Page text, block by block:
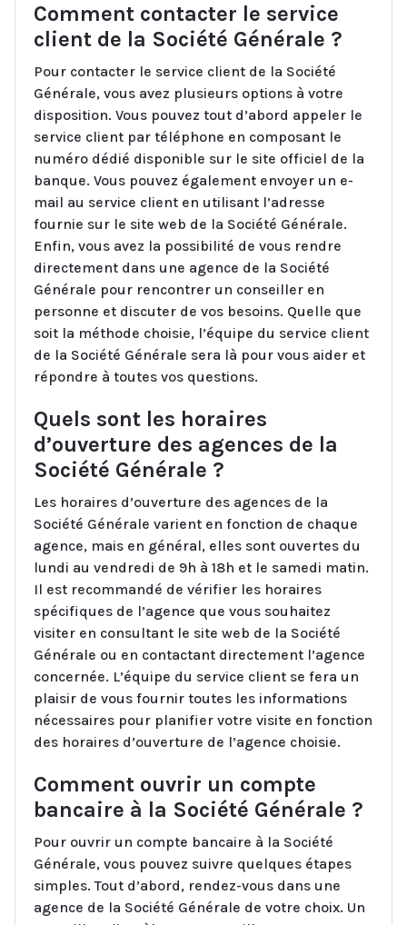
Comment contacter le service
client de la Société Générale ?
Pour contacter le service client de la Société
Générale, vous avez plusieurs options à votre
disposition. Vous pouvez tout d’abord appeler le
service client par téléphone en composant le
numéro dédié disponible sur le site officiel de la
banque. Vous pouvez également envoyer un e-
mail au service client en utilisant l’adresse
fournie sur le site web de la Société Générale.
Enfin, vous avez la possibilité de vous rendre
directement dans une agence de la Société
Générale pour rencontrer un conseiller en
personne et discuter de vos besoins. Quelle que
soit la méthode choisie, l’équipe du service client
de la Société Générale sera là pour vous aider et
répondre à toutes vos questions.
Quels sont les horaires
d’ouverture des agences de la
Société Générale ?
Les horaires d’ouverture des agences de la
Société Générale varient en fonction de chaque
agence, mais en général, elles sont ouvertes du
lundi au vendredi de 9h à 18h et le samedi matin.
Il est recommandé de vérifier les horaires
spécifiques de l’agence que vous souhaitez
visiter en consultant le site web de la Société
Générale ou en contactant directement l’agence
concernée. L’équipe du service client se fera un
plaisir de vous fournir toutes les informations
nécessaires pour planifier votre visite en fonction
des horaires d’ouverture de l’agence choisie.
Comment ouvrir un compte
bancaire à la Société Générale ?
Pour ouvrir un compte bancaire à la Société
Générale, vous pouvez suivre quelques étapes
simples. Tout d’abord, rendez-vous dans une
agence de la Société Générale de votre choix. Un